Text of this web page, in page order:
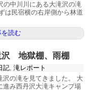
の中川川にある大滝沢の滝
は民宿横の右岸側から林道
を読む
地獄棚、雨棚
記, 滝レポート
沢の滝を見てきました。 大
進み西丹沢大滝キャンプ場